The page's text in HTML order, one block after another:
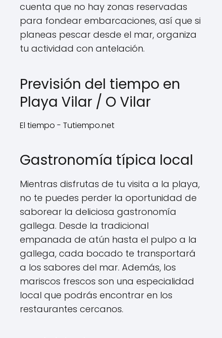
cuenta que no hay zonas reservadas
para fondear embarcaciones, así que si
planeas pescar desde el mar, organiza
tu actividad con antelación.
Previsión del tiempo en
Playa Vilar / O Vilar
El tiempo - Tutiempo.net
Gastronomía típica local
Mientras disfrutas de tu visita a la playa,
no te puedes perder la oportunidad de
saborear la deliciosa gastronomía
gallega. Desde la tradicional
empanada de atún hasta el pulpo a la
gallega, cada bocado te transportará
a los sabores del mar. Además, los
mariscos frescos son una especialidad
local que podrás encontrar en los
restaurantes cercanos.